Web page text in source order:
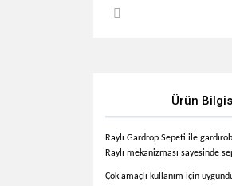
Ürün
Raylı Gardrop Sepeti ile g
Raylı mekanizması sayesinde
Çok amaçlı kullanım için